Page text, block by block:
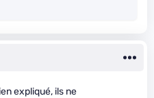
expliqué, ils ne